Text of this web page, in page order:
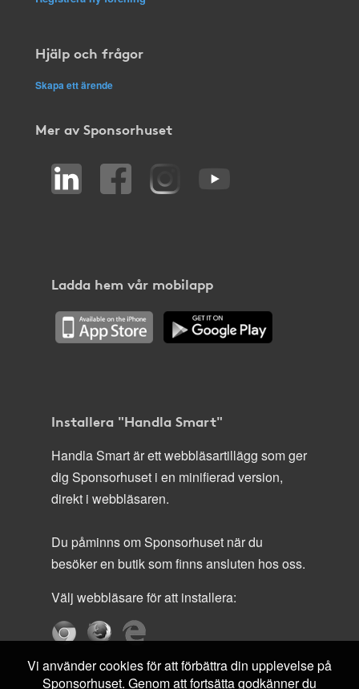
Hjälp och frågor
Skapa ett ärende
Mer av Sponsorhuset
Ladda hem vår mobilapp
Installera "Handla Smart"
Handla Smart är ett webbläsartillägg som ger
dig Sponsorhuset i en minifierad version,
direkt i webbläsaren.
Du påminns om Sponsorhuset när du
besöker en butik som finns ansluten hos oss.
Välj webbläsare för att installera:
Vi använder cookies för att förbättra din upplevelse på
Sponsorhuset. Genom att fortsätta godkänner du